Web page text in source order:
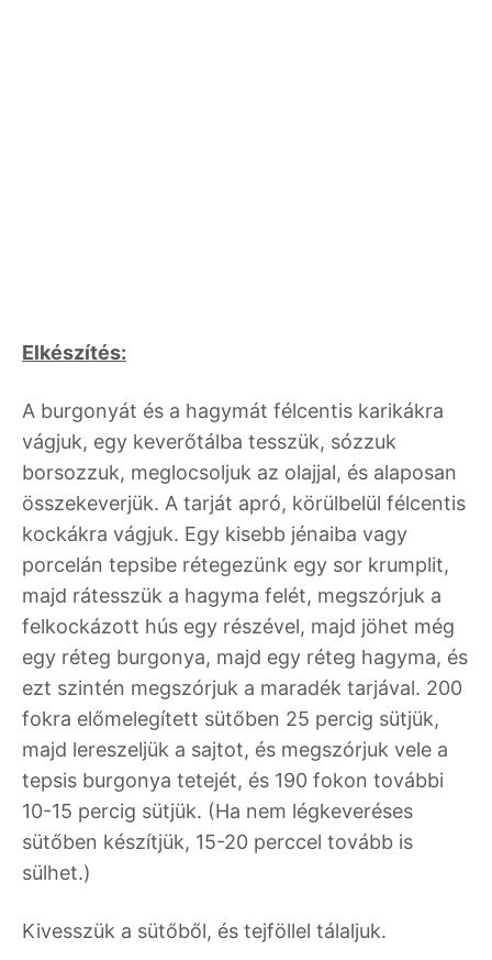
Elkészítés:
A burgonyát és a hagymát félcentis karikákra
vágjuk, egy keverőtálba tesszük, sózzuk
borsozzuk, meglocsoljuk az olajjal, és alaposan
összekeverjük. A tarját apró, körülbelül félcentis
kockákra vágjuk. Egy kisebb jénaiba vagy
porcelán tepsibe rétegezünk egy sor krumplit,
majd rátesszük a hagyma felét, megszórjuk a
felkockázott hús egy részével, majd jöhet még
egy réteg burgonya, majd egy réteg hagyma, és
ezt szintén megszórjuk a maradék tarjával. 200
fokra előmelegített sütőben 25 percig sütjük,
majd lereszeljük a sajtot, és megszórjuk vele a
tepsis burgonya tetejét, és 190 fokon további
10-15 percig sütjük. (Ha nem légkeveréses
sütőben készítjük, 15-20 perccel tovább is
sülhet.)
Kivesszük a sütőből, és tejföllel tálaljuk.